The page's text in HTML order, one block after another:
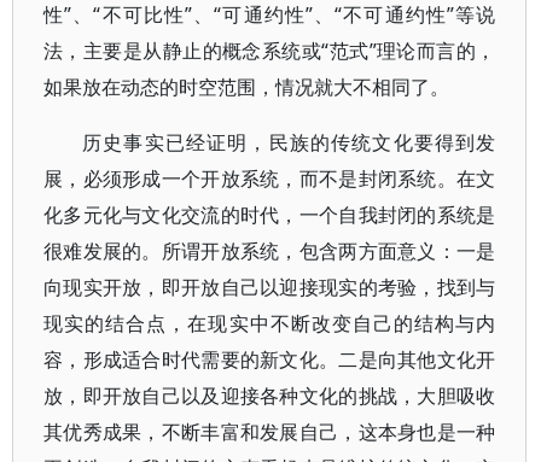
性”、“不可比性”、“可通约性”、“不可通约性”等说
法，主要是从静止的概念系统或“范式”理论而言的，
如果放在动态的时空范围，情况就大不相同了。
历史事实已经证明，民族的传统文化要得到发
展，必须形成一个开放系统，而不是封闭系统。在文
化多元化与文化交流的时代，一个自我封闭的系统是
很难发展的。所谓开放系统，包含两方面意义：一是
向现实开放，即开放自己以迎接现实的考验，找到与
现实的结合点，在现实中不断改变自己的结构与内
容，形成适合时代需要的新文化。二是向其他文化开
放，即开放自己以及迎接各种文化的挑战，大胆吸收
其优秀成果，不断丰富和发展自己，这本身也是一种